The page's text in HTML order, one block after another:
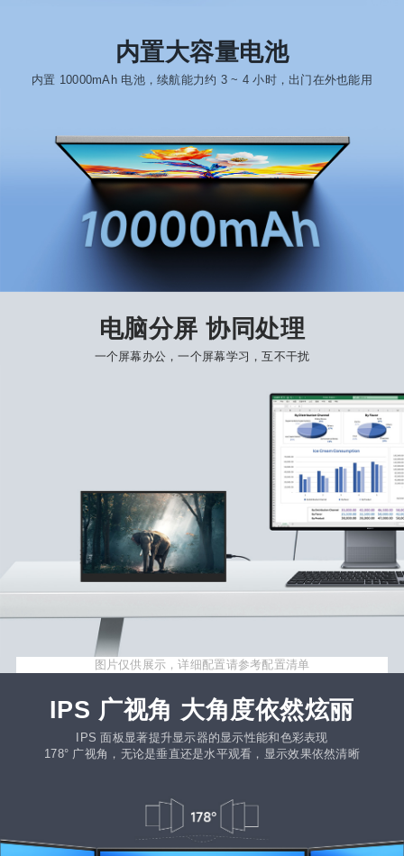
内置大容量电池
内置 10000mAh 电池，续航能力约 3 ~ 4 小时，出门在外也能用
电脑分屏 协同处理
一个屏幕办公，一个屏幕学习，互不干扰
图片仅供展示，详细配置请参考配置清单
IPS 广视角 大角度依然炫丽
IPS 面板显著提升显示器的显示性能和色彩表现
178° 广视角，无论是垂直还是水平观看，显示效果依然清晰